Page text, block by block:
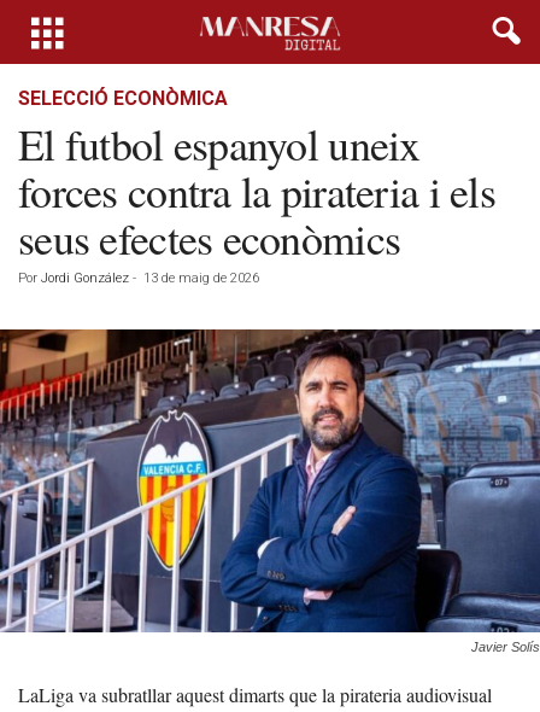
SELECCIÓ ECONÒMICA
El futbol espanyol uneix
forces contra la pirateria i els
seus efectes econòmics
Por Jordi González - 13 de maig de 2026
Javier Solís
LaLiga va subratllar aquest dimarts que la pirateria audiovisual